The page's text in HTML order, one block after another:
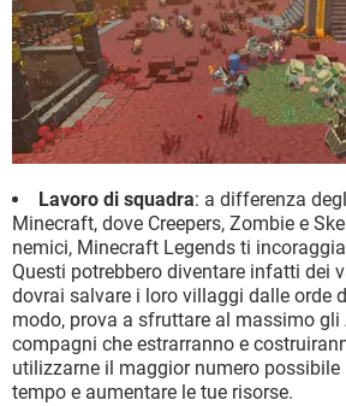
Lavoro di squadra: a differenza
Minecraft, dove Creepers, Zombie e
nemici, Minecraft Legends ti
Questi potrebbero diventare infatti dei
dovrai salvare i loro villaggi dalle orde
modo, prova a sfruttare al massimo
compagni che estrarranno e
utilizzarne il maggior numero possibile
tempo e aumentare le tue risorse.